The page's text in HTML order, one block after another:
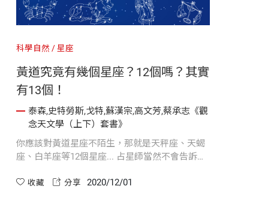
科學自然 星座
黃道究竟有幾個星座？12個嗎？其實
有13個！
泰森,史特勞斯,戈特,蘇漢宗,高文芳,蔡承志《觀
念天文學（上下）套書》
你應該對黃道星座不陌生，那就是天秤座、天蝎
座、白羊座等12個星座... 占星師當然不會告訴
了。收藏 分享 2020/12/01